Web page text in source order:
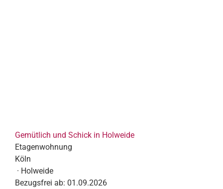
Gemütlich und Schick in Holweide
Etagenwohnung
Köln
· Holweide
Bezugsfrei ab: 01.09.2026